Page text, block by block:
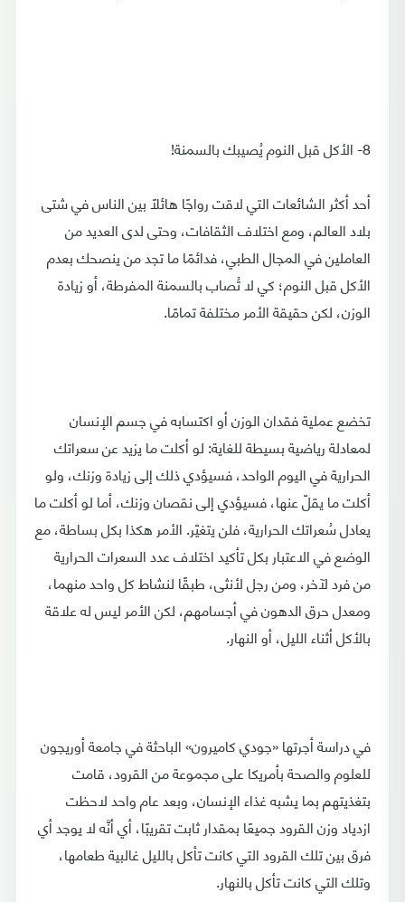
8- الأكل قبل النوم يُصيبك بالسمنة!
أحد أكثر الشائعات التي لاقت رواجًا هائلًا بين الناس في شتى
بلاد العالم، ومع اختلاف الثقافات، وحتى لدى العديد من
العاملين في المجال الطبي، فدائمًا ما تجد من ينصحك بعدم
الأكل قبل النوم؛ كي لا تُصاب بالسمنة المفرطة، أو زيادة
الوزن، لكن حقيقة الأمر مختلفة تمامًا.
تخضع عملية فقدان الوزن أو اكتسابه في جسم الإنسان
لمعادلة رياضية بسيطة للغاية: لو أكلت ما يزيد عن سعراتك
الحرارية في اليوم الواحد، فسيؤدي ذلك إلى زيادة وزنك، ولو
أكلت ما يقلّ عنها، فسيؤدي إلى نقصان وزنك، أما لو أكلت ما
يعادل سُعراتك الحرارية، فلن يتغيّر. الأمر هكذا بكل بساطة، مع
الوضع في الاعتبار بكل تأكيد اختلاف عدد السعرات الحرارية
من فرد لآخر، ومن رجل لأنثى، طبقًا لنشاط كل واحد منهما،
ومعدل حرق الدهون في أجسامهم، لكن الأمر ليس له علاقة
بالأكل أثناء الليل، أو النهار.
في دراسة أجرتها «جودي كاميرون» الباحثة في جامعة أوريجون
للعلوم والصحة بأمريكا على مجموعة من القرود، قامت
بتغذيتهم بما يشبه غذاء الإنسان، وبعد عام واحد لاحظت
ازدياد وزن القرود جميعًا بمقدار ثابت تقريبًا، أي أنَّه لا يوجد أي
فرق بين تلك القرود التي كانت تأكل بالليل غالبية طعامها،
وتلك التي كانت تأكل بالنهار.